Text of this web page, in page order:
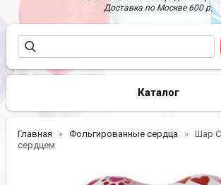
Доставка по Москве 600 р.
Каталог
Главная Фольгированные сердца
Шар
сердцем